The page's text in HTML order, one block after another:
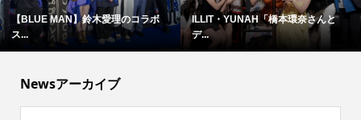
【BLUE MAN】鈴木愛理のコラボ
ス...
ILLIT・YUNAH「橋本環奈さんと
デ...
Newsアーカイブ